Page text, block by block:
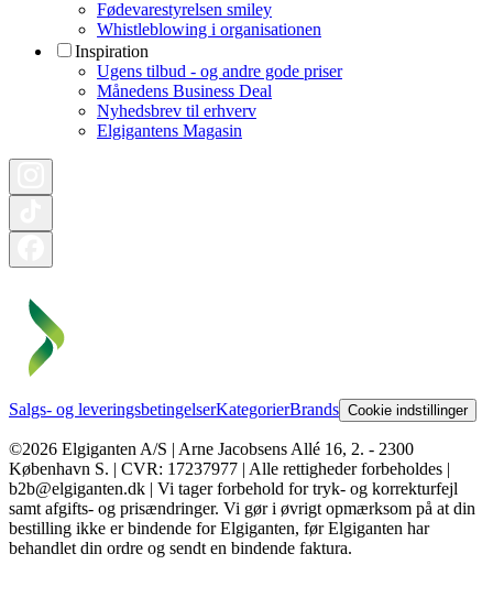
Fødevarestyrelsen smiley
Whistleblowing i organisationen
Inspiration
Ugens tilbud - og andre gode priser
Månedens Business Deal
Nyhedsbrev til erhverv
Elgigantens Magasin
Salgs- og leveringsbetingelserKategorierBrands Cookie indstillinger
©2026 Elgiganten A/S | Arne Jacobsens Allé 16, 2. - 2300
København S. | CVR: 17237977 | Alle rettigheder forbeholdes |
b2b@elgiganten.dk | Vi tager forbehold for tryk- og korrekturfejl
samt afgifts- og prisændringer. Vi gør i øvrigt opmærksom på at din
bestilling ikke er bindende for Elgiganten, før Elgiganten har
behandlet din ordre og sendt en bindende faktura.